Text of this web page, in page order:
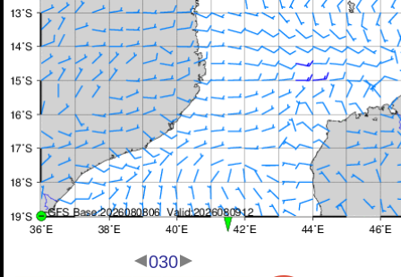
030